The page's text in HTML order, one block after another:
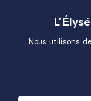
Nous utilisons